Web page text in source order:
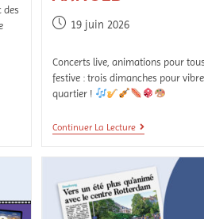
des
19 juin 2026
Concerts live, animations pour
festive : trois dimanches pour
quartier !
Continuer La Lecture